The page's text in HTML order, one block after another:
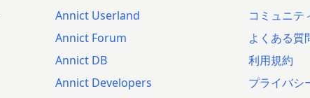
Annict Userland
Annict Forum
Annict DB
Annict Developers
コミュニテ
よくある質
利用規約
プライバシ